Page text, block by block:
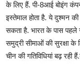
के लिए हैं. पी-8आई बोइंग
इस्तेमाल होता है. ये दुश्मन
सकता है. भारत के पास
समुद्री सीमाओं की सुरक्षा के
चीन की गतिविधियां बढ़ रही